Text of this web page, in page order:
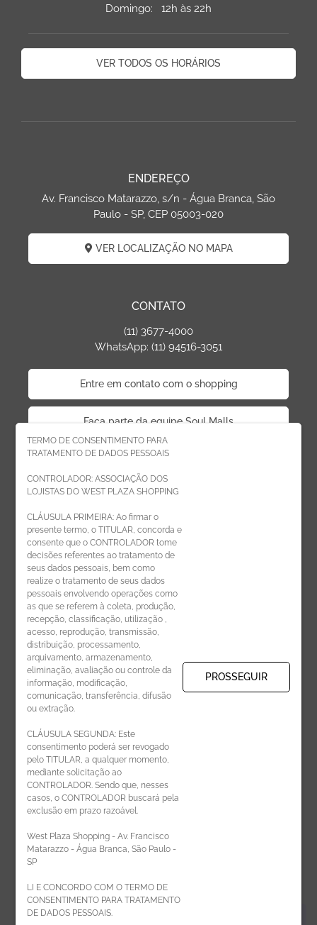
TERMO DE CONSENTIMENTO PARA
TRATAMENTO DE DADOS PESSOAIS
CONTROLADOR: ASSOCIAÇÃO DOS
LOJISTAS DO WEST PLAZA SHOPPING
CLÁUSULA PRIMEIRA: Ao firmar o
presente termo, o TITULAR, concorda e
consente que o CONTROLADOR tome
decisões referentes ao tratamento de
seus dados pessoais, bem como
realize o tratamento de seus dados
pessoais envolvendo operações como
as que se referem à coleta, produção,
recepção, classificação, utilização ,
acesso, reprodução, transmissão,
distribuição, processamento,
arquivamento, armazenamento,
eliminação, avaliação ou controle da
informação, modificação,
comunicação, transferência, difusão
ou extração.
CLÁUSULA SEGUNDA: Este
consentimento poderá ser revogado
pelo TITULAR, a qualquer momento,
mediante solicitação ao
CONTROLADOR. Sendo que, nesses
casos, o CONTROLADOR buscará pela
exclusão em prazo razoável.
West Plaza Shopping - Av. Francisco
Matarazzo - Água Branca, São Paulo -
SP
LI E CONCORDO COM O TERMO DE
CONSENTIMENTO PARA TRATAMENTO
DE DADOS PESSOAIS.
PROSSEGUIR
Domingo: 12h às 22h
VER TODOS OS HORÁRIOS
ENDEREÇO
Av. Francisco Matarazzo, s/n - Água Branca, São
Paulo - SP, CEP 05003-020
VER LOCALIZAÇÃO NO MAPA
CONTATO
(11) 3677-4000
WhatsApp: (11) 94516-3051
Entre em contato com o shopping
Faça parte da equipe Soul Malls
Faça parte da equipe West Plaza
Politica de privacidade
Código de Ética de Parceiros
CADASTRE-SE
Receba novidades por e-mail:
CADASTRAR